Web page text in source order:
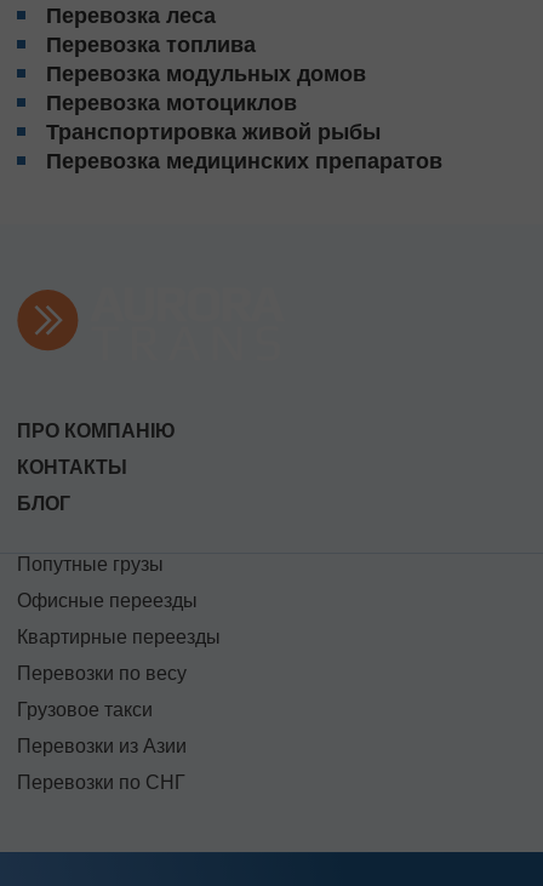
Перевозка леса
Перевозка топлива
Перевозка модульных домов
Перевозка мотоциклов
Транспортировка живой рыбы
Перевозка медицинских препаратов
ПРО КОМПАНІЮ
КОНТАКТЫ
БЛОГ
Попутные грузы
Офисные переезды
Квартирные переезды
Перевозки по весу
Грузовое такси
Перевозки из Азии
Перевозки по СНГ